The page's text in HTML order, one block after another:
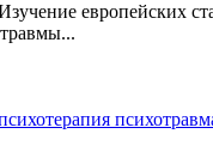
европейских